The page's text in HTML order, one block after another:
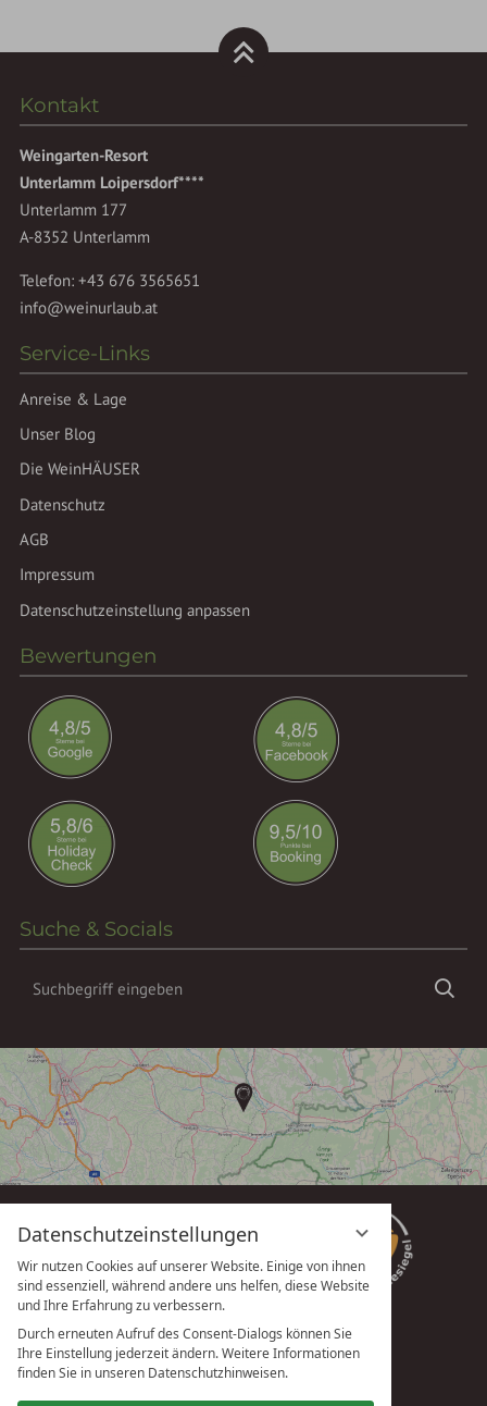
Datenschutzeinstellungen
Wir nutzen Cookies auf unserer Website. Einige von ihnen
sind essenziell, während andere uns helfen, diese Website
und Ihre Erfahrung zu verbessern.
Durch erneuten Aufruf des Consent-Dialogs können Sie
Ihre Einstellung jederzeit ändern. Weitere Informationen
finden Sie in unseren Datenschutzhinweisen.
Kontakt
Weingarten-Resort
Unterlamm Loipersdorf****
Unterlamm 177
A-8352 Unterlamm
Telefon:+43 676 3565651
info@weinurlaub.at
Service-Links
Anreise & Lage
Unser Blog
Die WeinHÄUSER
Datenschutz
AGB
Impressum
Datenschutzeinstellung anpassen
Bewertungen
Suche & Socials
Suchbegriff
vioma GmbH